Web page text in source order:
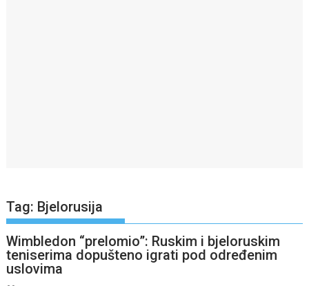
Tag: Bjelorusija
Wimbledon “prelomio”: Ruskim i bjeloruskim
teniserima dopušteno igrati pod određenim
uslovima